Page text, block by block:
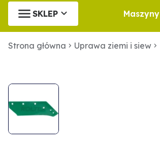
SKLEP Maszyny
Strona główna Uprawa ziemi i siew